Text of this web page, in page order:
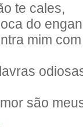
te cales,
do
mim
são